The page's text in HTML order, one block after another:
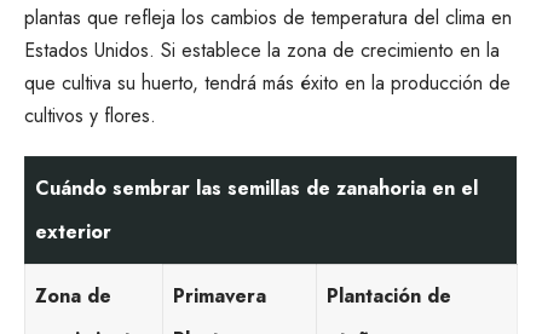
plantas que refleja los cambios de temperatura del clima en
Estados Unidos. Si establece la zona de crecimiento en la
que cultiva su huerto, tendrá más éxito en la producción de
cultivos y flores.
Cuándo sembrar las semillas de zanahoria en el
exterior
Zona de
Primavera
Plantación de